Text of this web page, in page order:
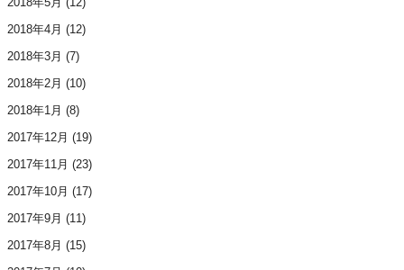
2018年4月 (12)
2018年3月 (7)
2018年2月 (10)
2018年1月 (8)
2017年12月 (19)
2017年11月 (23)
2017年10月 (17)
2017年9月 (11)
2017年8月 (15)